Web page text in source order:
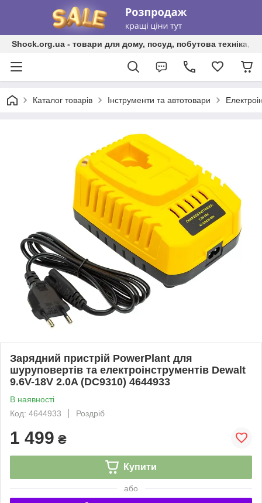
Shock.org.ua - товари для дому, посуд, побутова техніка,
Каталог товарів Інструменти та автотовари
Зарядний пристрій PowerPlant для
шуруповертів та електроінструментів Dewalt
9.6V-18V 2.0A (DC9310) 4644933
В наявності
Код: 4644933
Роздріб
1 499 ₴
Купити
або